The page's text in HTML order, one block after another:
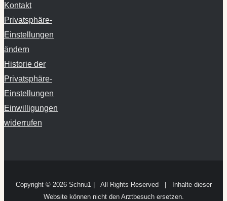
Kontakt
Privatsphäre-
Einstellungen
ändern
Historie der
Privatsphäre-
Einstellungen
Einwilligungen
widerrufen
Copyright © 2026 Schnu1 | All Rights Reserved | Inhalte dieser
Website können nicht den Arztbesuch ersetzen.